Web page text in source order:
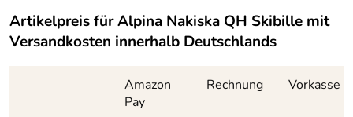
genug, um über einer optischen Brille getragen zu werden.
Die Quattroflex Hicon-Brillenscheibe der Alpina Nakiska
Konturen im Schnee, wenn alle anderen am frühen
Nachmittag bereits unterm Schirm stehen.
Brillenträgertau
glich:
ja, nach Größe der optischen
Brille
Quattroflex Hicon S2
Dokumente zum Download:
ALPINA - Warn- und Sicherheitshinweis Skibrille
Artikelpreis fürAlpina Nakiska QH Skibille mit
Versandkosten innerhalb Deutschlands
Amazon
Pay
Rechnung Vorkasse